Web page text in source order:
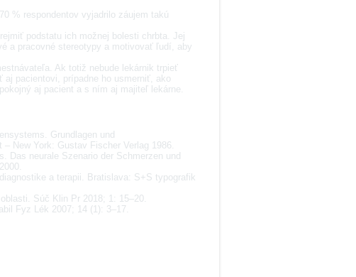
% respondentov vyjadrilo záujem takú
podstatu ich možnej bolesti chrbta. Jej
a pracovné stereotypy a motivovať ľudí, aby
Ak totiž nebude lekárnik trpieť
aj pacientovi, prípadne ho usmerniť, ako
aj pacient a s ním aj majiteľ lekárne.
Grundlagen und
New York: Gustav Fischer Verlag 1986.
Das neurale Szenario der Schmerzen und
a terapii. Bratislava: S+S typografik
Súč Klin Pr 2018; 1: 15–20.
Fyz Lék 2007; 14 (1): 3–17.